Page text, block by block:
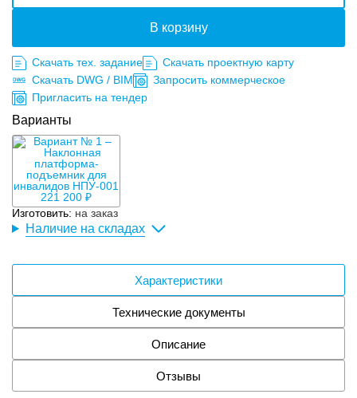
Изготовить: на заказ
В корзину
Скачать тех. задание
Скачать проектную карту
Скачать DWG / BIM
Запросить коммерческое
Пригласить на тендер
Варианты
221 200 ₽
Наличие на складах
Характеристики
Технические документы
Описание
Отзывы